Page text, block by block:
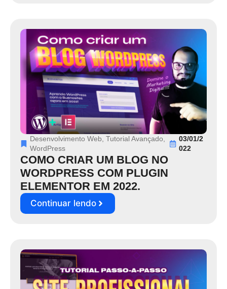
Desenvolvimento Web Tutorial Avançado
WordPress
03/01/2
022
COMO CRIAR UM BLOG NO
WORDPRESS COM PLUGIN
ELEMENTOR EM 2022.
Continuar lendo